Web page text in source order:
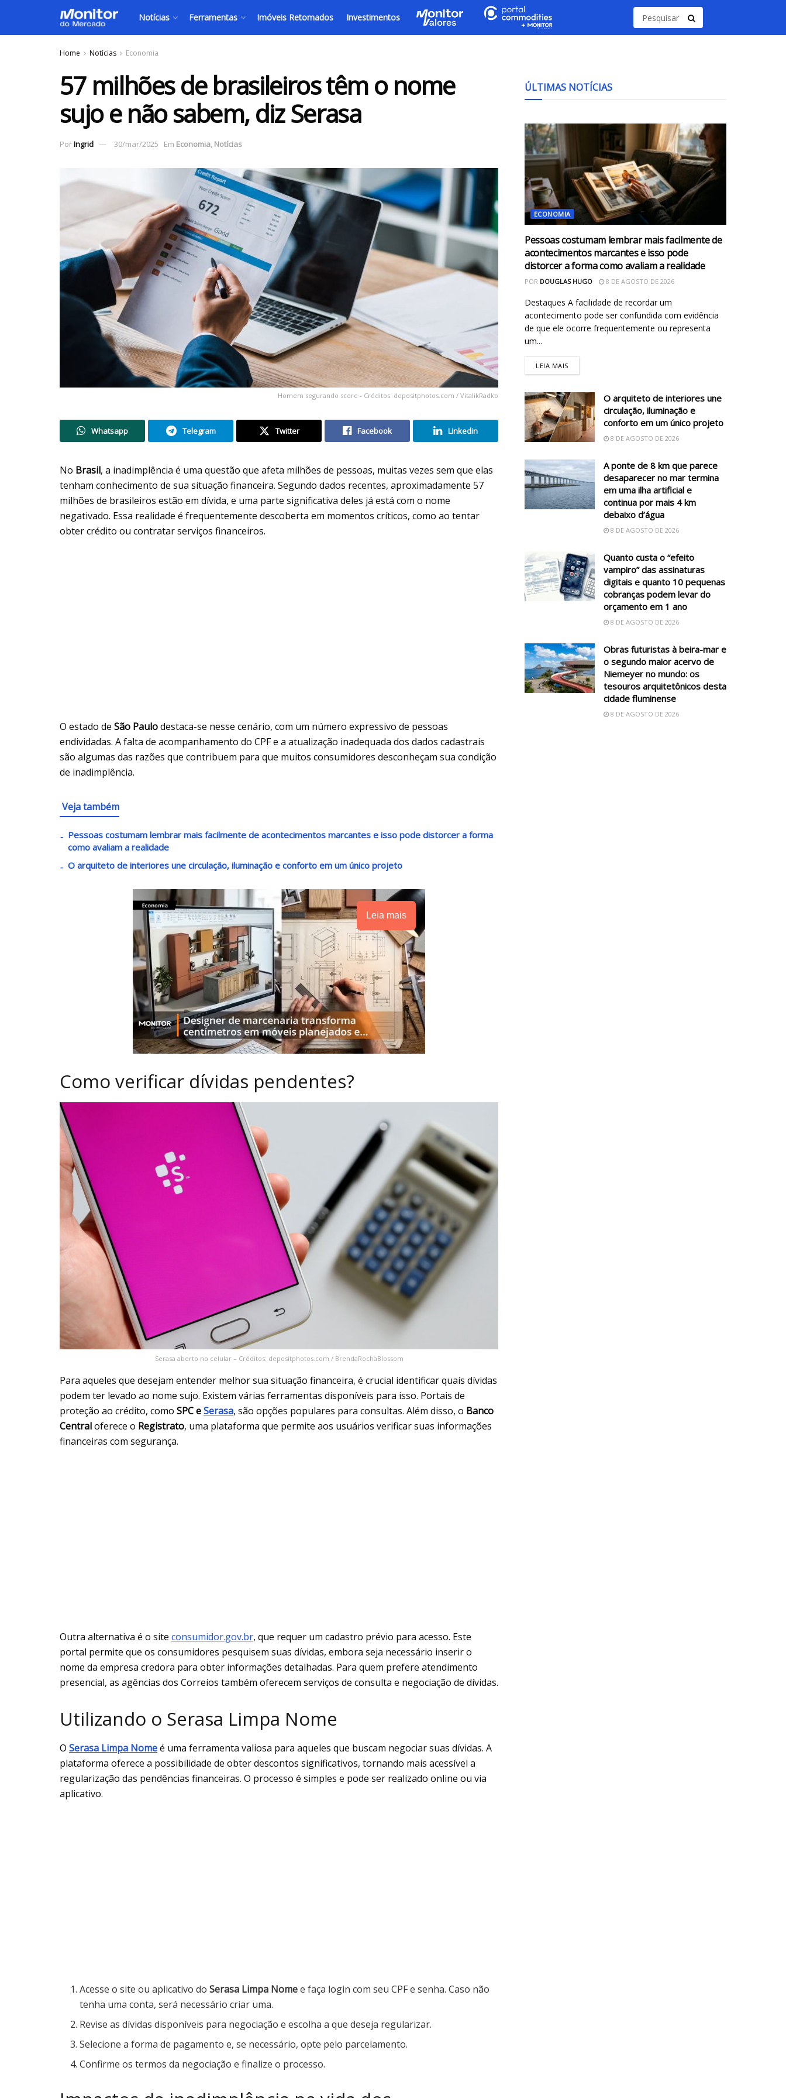
Notícias Ferramentas Imóveis Retomados Investimentos
Home Notícias Economia
57 milhões de brasileiros têm o nome
sujo e não sabem, diz Serasa
PorIngrid 30/mar/2025 Em Economia, Notícias
Homem segurando score - Créditos: depositphotos.com / VitalikRadko
Whatsapp Telegram Twitter Facebook Linkedin
No Brasil, a inadimplência é uma questão que afeta milhões de pessoas, muitas vezes sem que elas
tenham conhecimento de sua situação financeira. Segundo dados recentes, aproximadamente 57
milhões de brasileiros estão em dívida, e uma parte significativa deles já está com o nome
negativado. Essa realidade é frequentemente descoberta em momentos críticos, como ao tentar
obter crédito ou contratar serviços financeiros.
O estado de São Paulodestaca-se nesse cenário, com um número expressivo de pessoas
endividadas. A falta de acompanhamento do CPF e a atualização inadequada dos dados cadastrais
são algumas das razões que contribuem para que muitos consumidores desconheçam sua condição
de inadimplência.
Veja também
Pessoas costumam lembrar mais facilmente de acontecimentos marcantes e isso pode distorcer a forma
como avaliam a realidade
O arquiteto de interiores une circulação, iluminação e conforto em um único projeto
Leia mais
Como verificar dívidas pendentes?
Serasa aberto no celular – Créditos: depositphotos.com / BrendaRochaBlossom
Para aqueles que desejam entender melhor sua situação financeira, é crucial identificar quais dívidas
podem ter levado ao nome sujo. Existem várias ferramentas disponíveis para isso. Portais de
proteção ao crédito, como SPC eSerasa, são opções populares para consultas. Além disso, o Banco
Centraloferece o Registrato, uma plataforma que permite aos usuários verificar suas informações
financeiras com segurança.
Outra alternativa é o site consumidor.gov.br, que requer um cadastro prévio para acesso. Este
portal permite que os consumidores pesquisem suas dívidas, embora seja necessário inserir o
nome da empresa credora para obter informações detalhadas. Para quem prefere atendimento
presencial, as agências dos Correios também oferecem serviços de consulta e negociação de dívidas.
Utilizando o Serasa Limpa Nome
O Serasa Limpa Nomeé uma ferramenta valiosa para aqueles que buscam negociar suas dívidas. A
plataforma oferece a possibilidade de obter descontos significativos, tornando mais acessível a
regularização das pendências financeiras. O processo é simples e pode ser realizado online ou via
aplicativo.
Acesse o site ou aplicativo doSerasa Limpa Nomee faça login com seu CPF e senha. Caso não
tenha uma conta, será necessário criar uma.
Revise as dívidas disponíveis para negociação e escolha a que deseja regularizar.
Selecione a forma de pagamento e, se necessário, opte pelo parcelamento.
Confirme os termos da negociação e finalize o processo.
ÚLTIMAS NOTÍCIAS
ECONOMIA
Pessoas costumam lembrar mais facilmente de
acontecimentos marcantes e isso pode
distorcer a forma como avaliam a realidade
POR DOUGLAS HUGO 8 DE AGOSTO DE 2026
Destaques A facilidade de recordar um
acontecimento pode ser confundida com evidência
de que ele ocorre frequentemente ou representa
um...
LEIA MAIS
O arquiteto de interiores une
circulação, iluminação e
conforto em um único projeto
8 DE AGOSTO DE 2026
A ponte de 8 km que parece
desaparecer no mar termina
em uma ilha artificial e
continua por mais 4 km
debaixo d’água
8 DE AGOSTO DE 2026
Quanto custa o “efeito
vampiro” das assinaturas
digitais e quanto 10 pequenas
cobranças podem levar do
orçamento em 1 ano
8 DE AGOSTO DE 2026
Obras futuristas à beira-mar e
o segundo maior acervo de
Niemeyer no mundo: os
tesouros arquitetônicos desta
cidade fluminense
8 DE AGOSTO DE 2026